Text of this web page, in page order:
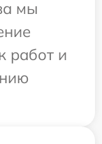
мы
работ и